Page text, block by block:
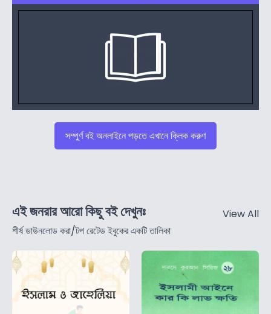
সম্পুর্ণ বই অনলাইনে পড়তে এখানে ক্লিক করুণ
এই জনরার আরো কিছু বই দেখুনঃ
শীর্ষ ডাউনলোড করা/টপ রেটেড ইবুকের একটি তালিকা
View All